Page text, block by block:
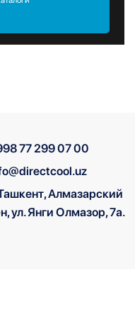
77 299 07 00
Алмазарский
ул. Янги Олмазор, 7а.